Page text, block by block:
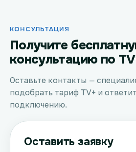
КОНСУЛЬТАЦИЯ
Получите
консультацию по
Оставьте контакты —
подобрать тариф TV+ и
подключению.
Оставить заявку